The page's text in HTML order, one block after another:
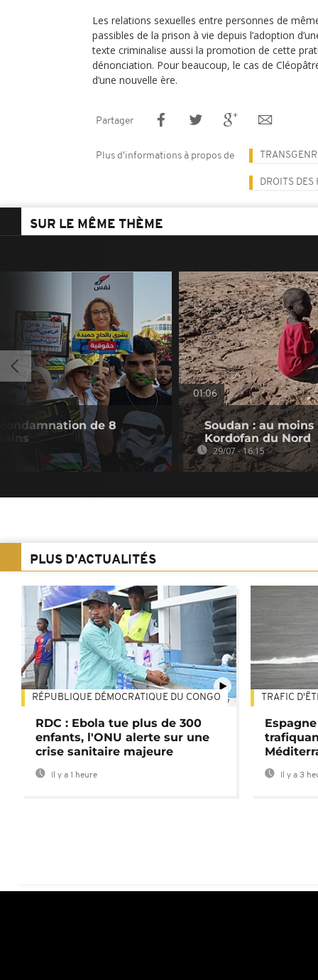
Les relations sexuelles entre personnes de
passibles de la prison à vie depuis l’adoption
texte criminalise aussi la promotion de cette
dénonciation. Pour beaucoup, le cas de
d’une nouvelle ère.
Partager
Plus d'informations à propos de
DROITS DES
SUR LE MÊME THÈME
de 8
01:06
Soudan : au
Kordofan du Nord
29/07 - 16:15
PLUS D'ACTUALITÉS
01:47
RÉPUBLIQUE DÉMOCRATIQUE DU CONGO
RDC : Ebola tue plus de 300
enfants, l'ONU alerte sur une
crise sanitaire majeure
Il y a 1 heure
TRAFIC
Il y a 3